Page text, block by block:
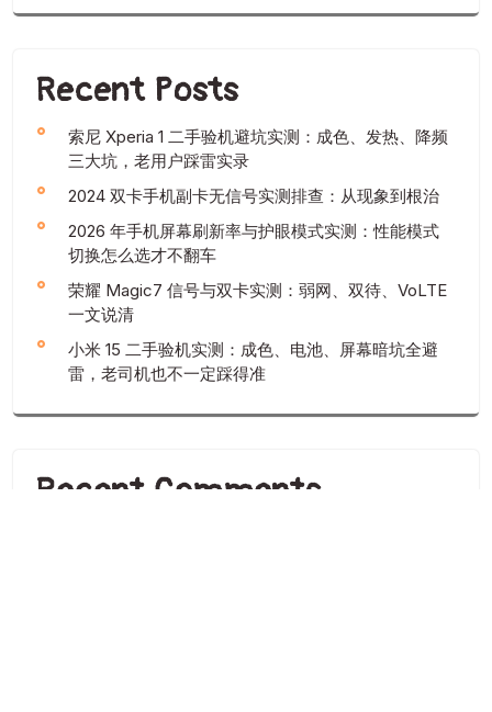
Recent Posts
索尼 Xperia 1 二手验机避坑实测：成色、发热、降频
三大坑，老用户踩雷实录
2024 双卡手机副卡无信号实测排查：从现象到根治
2026 年手机屏幕刷新率与护眼模式实测：性能模式
切换怎么选才不翻车
荣耀 Magic7 信号与双卡实测：弱网、双待、VoLTE
一文说清
小米 15 二手验机实测：成色、电池、屏幕暗坑全避
雷，老司机也不一定踩得准
Recent Comments